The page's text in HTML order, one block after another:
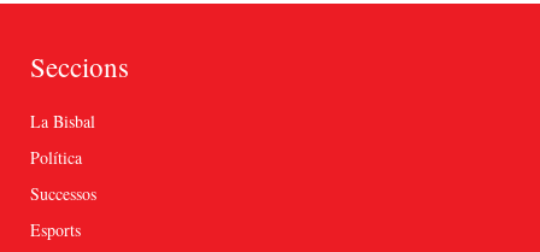
Seccions
La Bisbal
Política
Successos
Esports